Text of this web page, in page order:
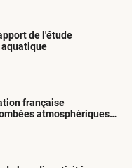
de l'étude
française
atmosphériques